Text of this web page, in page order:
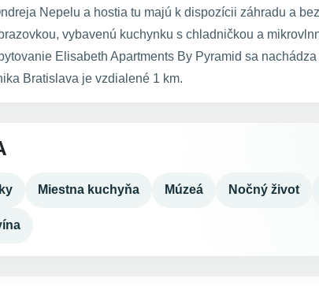
Nepelu a hostia tu majú k dispozícii záhradu a
vybavenú kuchynku s chladničkou a
Elisabeth Apartments By Pyramid sa
Bratislava je vzdialené 1 km.
Miestna kuchyňa Múzeá Nočný život